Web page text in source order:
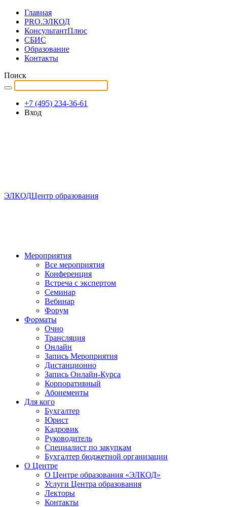
Главная
PRO.ЭЛКОД
КонсультантПлюс
СБИС
Образование
Контакты
Поиск
+7 (495) 234-36-61
Вход
ЭЛКОДЦентр образования
Мероприятия
Все мероприятия
Конференция
Встреча с экспертом
Семинар
Вебинар
Форум
Форматы
Очно
Трансляция
Онлайн
Запись Мероприятия
Дистанционно
Запись Онлайн-Курса
Корпоративный
Абонементы
Для кого
Бухгалтер
Юрист
Кадровик
Руководитель
Специалист по закупкам
Бухгалтер бюджетной организации
О Центре
О Центре образования «ЭЛКОД»
Услуги Центра образования
Лекторы
Контакты